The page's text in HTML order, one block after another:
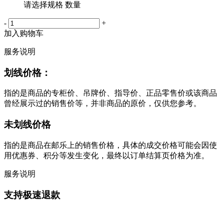
请选择规格 数量
-
+
加入购物车
服务说明
划线价格：
指的是商品的专柜价、吊牌价、指导价、正品零售价或该商品
曾经展示过的销售价等，并非商品的原价，仅供您参考。
未划线价格
指的是商品在邮乐上的销售价格，具体的成交价格可能会因使
用优惠券、积分等发生变化，最终以订单结算页价格为准。
服务说明
支持极速退款